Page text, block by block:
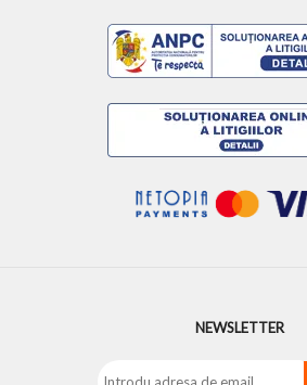
NEWSLETTER